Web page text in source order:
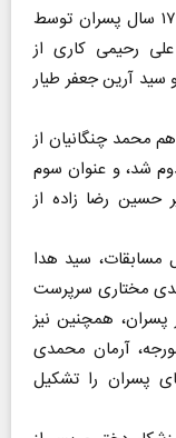
مقام اول این رقابت‌ها در رده سنی کمتر از ۱۷ سال پسران توسط
رحیمی کاری از
سید آرین جعفر طیار
از ۱۹ سال پسران هم محمد چنگانیان از
شد، و عنوان سوم
حسین رضا زاده از
مسابقات، سید هدا
مختاری سرپرست
همچنین نیز
آرمان محمدی
پسران را تشکیل